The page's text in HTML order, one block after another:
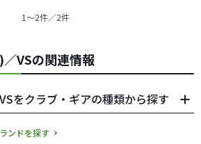
1〜2件／2件
VSの関連情報
をクラブ・ギアの種類から探す
ンドを探す